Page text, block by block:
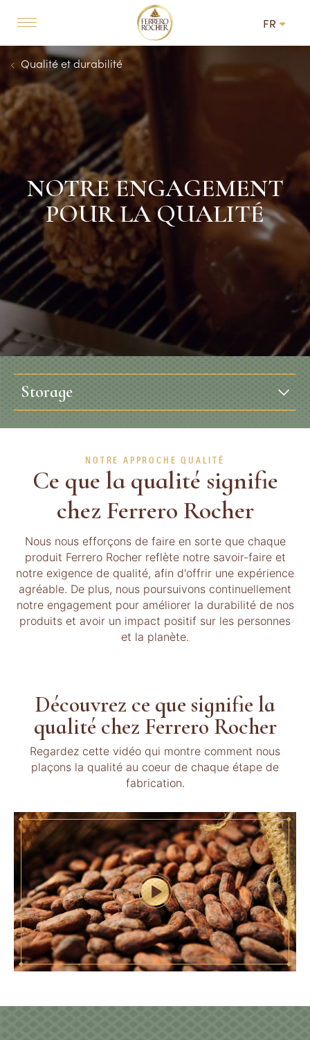
FR
MAIN NAVIGATION
Breadcrumb
Qualité et durabilité
NOTRE ENGAGEMENT
POUR LA QUALITÉ
Storage
NOTRE APPROCHE QUALITÉ
Ce que la qualité signifie
chez Ferrero Rocher
Nous nous efforçons de faire en sorte que chaque
produit Ferrero Rocher reflète notre savoir-faire et
notre exigence de qualité, afin d'offrir une expérience
agréable. De plus, nous poursuivons continuellement
notre engagement pour améliorer la durabilité de nos
produits et avoir un impact positif sur les personnes
et la planète.
Découvrez ce que signifie la
qualité chez Ferrero Rocher
Regardez cette vidéo qui montre comment nous
plaçons la qualité au coeur de chaque étape de
fabrication.